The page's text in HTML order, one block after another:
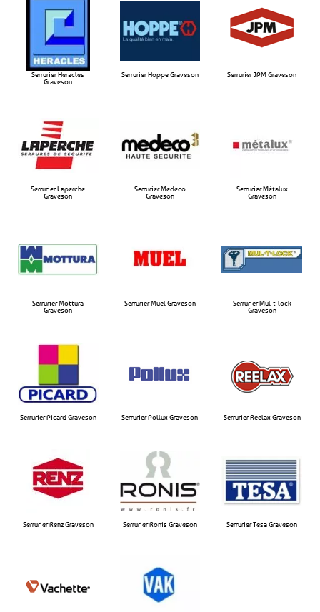
Serrurier Heracles
Graveson​
Serrurier Hoppe Graveson​ Serrurier JPM Graveson​
Serrurier Laperche
Graveson​
Serrurier Medeco
Graveson​
Serrurier Métalux
Graveson​
Serrurier Mottura
Graveson​
Serrurier Muel Graveson​
Serrurier Mul-t-lock
Graveson​
Serrurier Picard Graveson Serrurier Pollux Graveson​ Serrurier Reelax Graveson​
Serrurier Renz Graveson Serrurier Ronis Graveson Serrurier Tesa Graveson